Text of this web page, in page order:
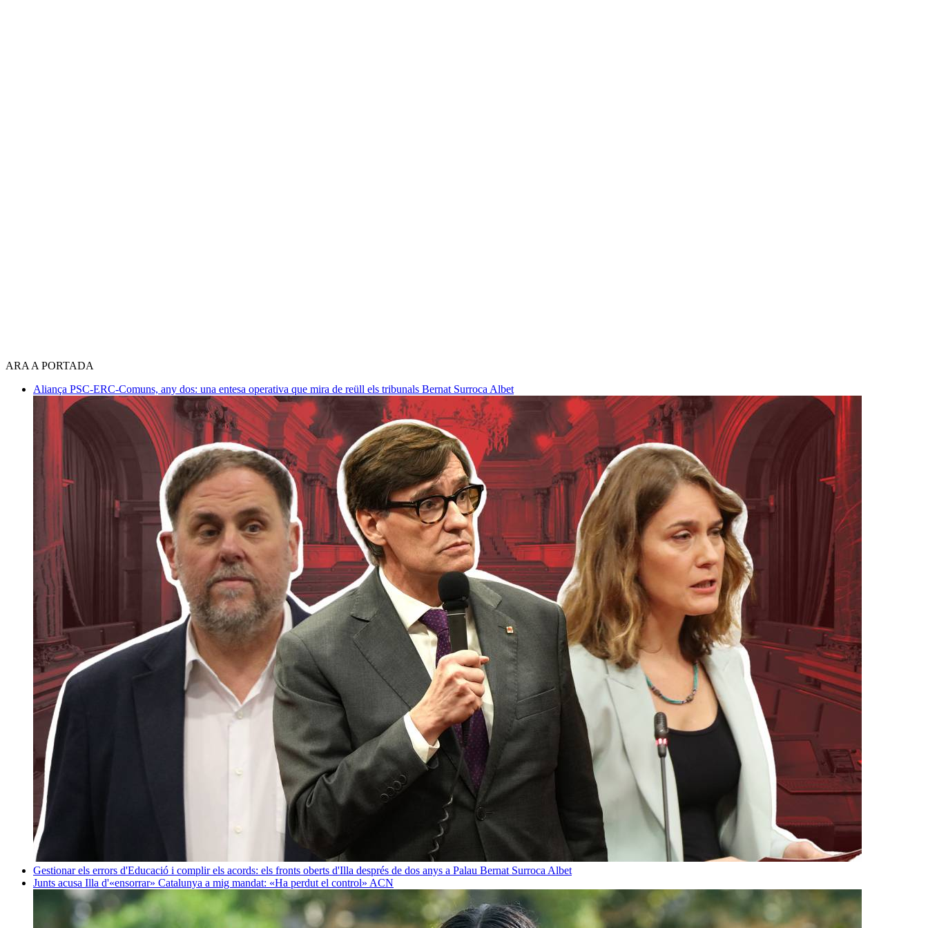
ARA A PORTADA
Aliança PSC-ERC-Comuns, any dos: una entesa operativa que mira de reüll els tribunals Bernat Surroca Albet
Gestionar els errors d'Educació i complir els acords: els fronts oberts d'Illa després de dos anys a Palau Bernat Surroca Albet
Junts acusa Illa d'«ensorrar» Catalunya a mig mandat: «Ha perdut el control» ACN